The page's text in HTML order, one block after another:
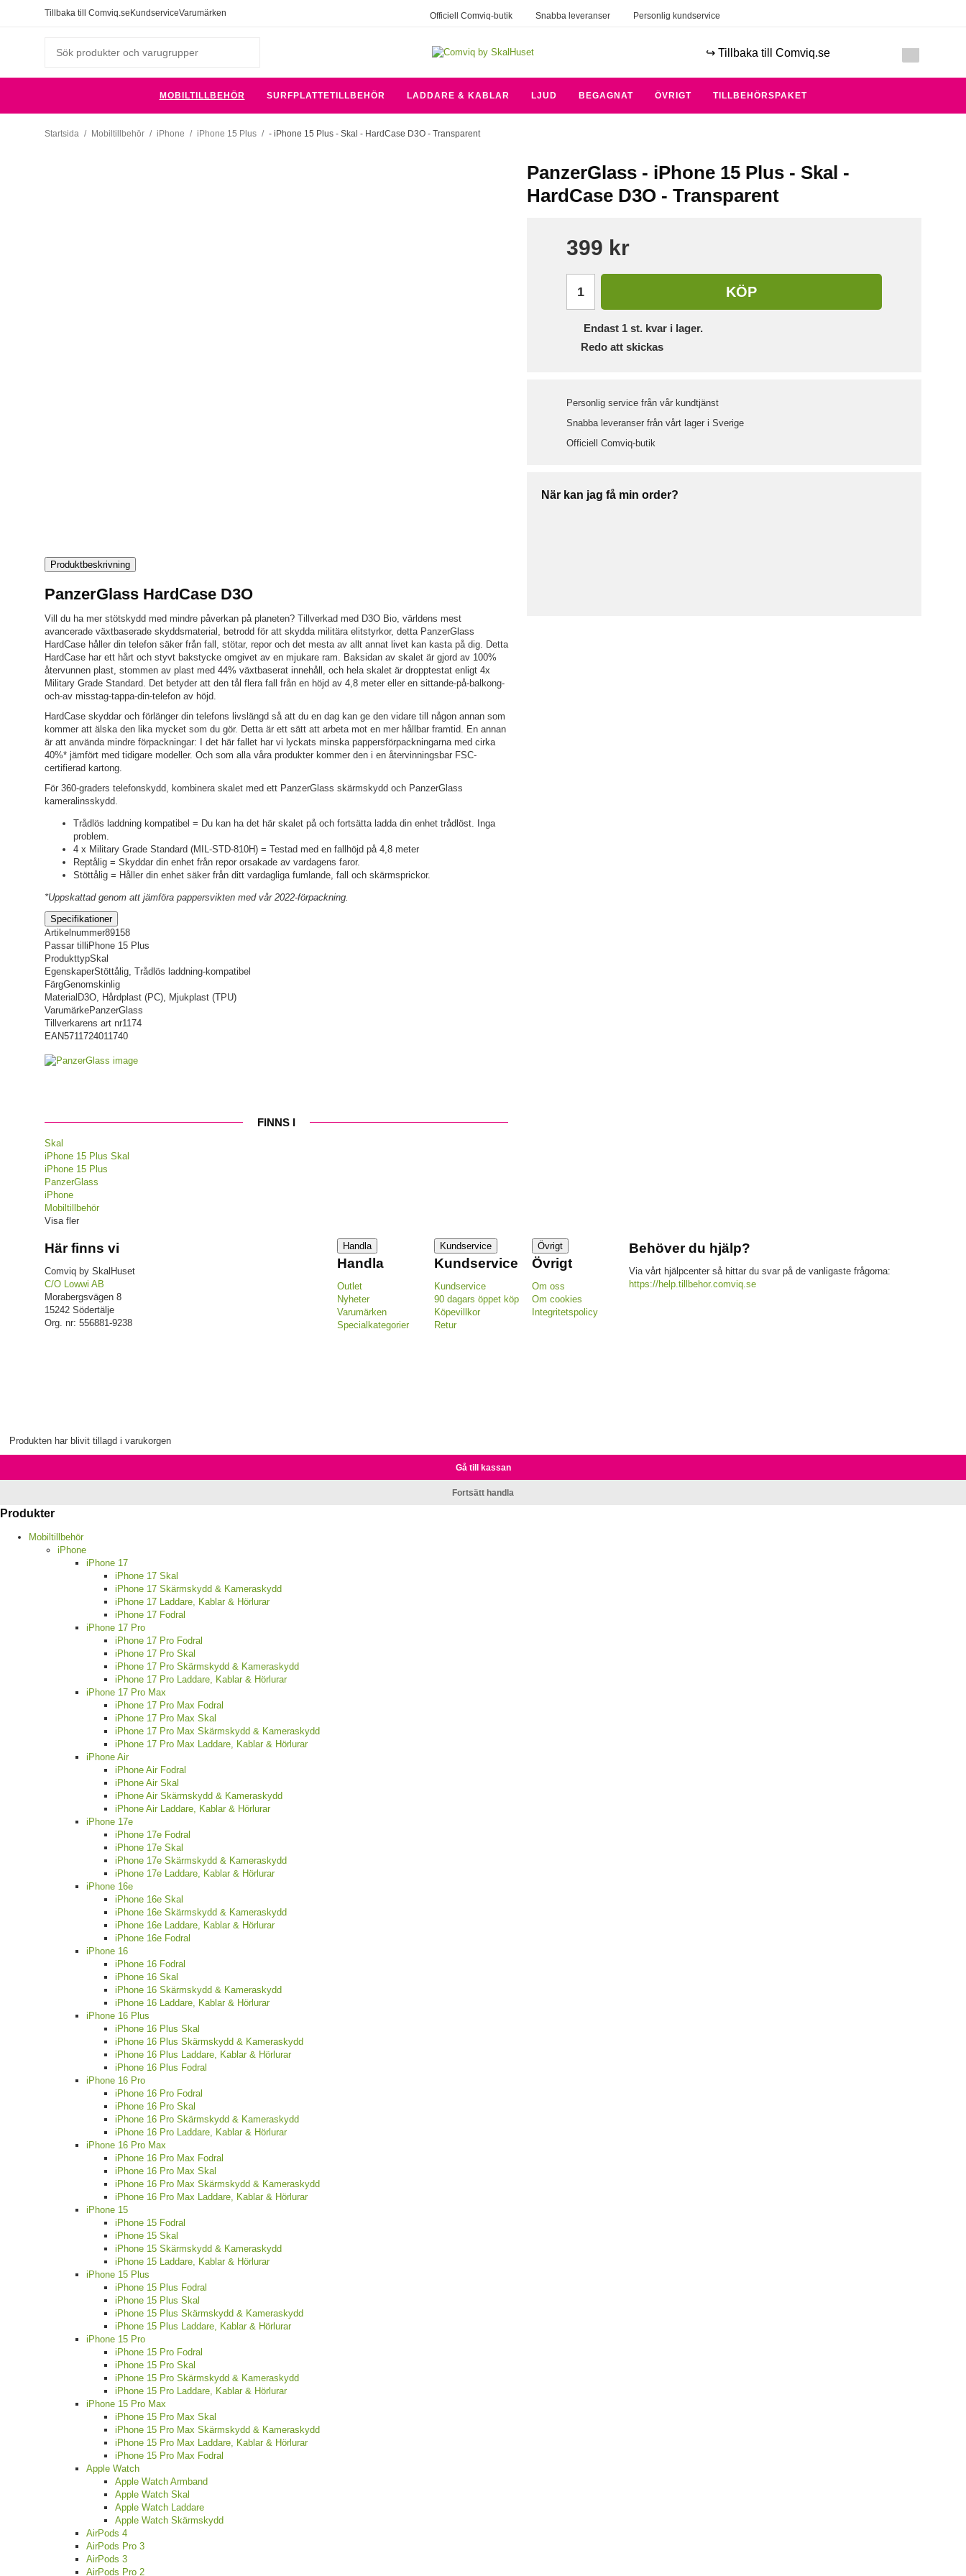
Tillbaka till Comviq.se KundserviceVarumärken Officiell Comviq-butik Snabba leveranser Personlig kundservice
↪️ Tillbaka till Comviq.se
MOBILTILLBEHÖR SURFPLATTETILLBEHÖR LADDARE & KABLAR LJUD BEGAGNAT ÖVRIGT TILLBEHÖRSPAKET
Startsida / Mobiltillbehör / iPhone / iPhone 15 Plus / - iPhone 15 Plus - Skal - HardCase D3O - Transparent
PanzerGlass - iPhone 15 Plus - Skal -
HardCase D3O - Transparent
399 kr
KÖP
Endast 1st. kvar i lager.
Redo att skickas
Personlig service från vår kundtjänst
Snabba leveranser från vårt lager i Sverige
Officiell Comviq-butik
När kan jag få min order?
Produktbeskrivning
PanzerGlass HardCase D3O
Vill du ha mer stötskydd med mindre påverkan på planeten? Tillverkad med D3O Bio, världens mest
avancerade växtbaserade skyddsmaterial, betrodd för att skydda militära elitstyrkor, detta PanzerGlass
HardCase håller din telefon säker från fall, stötar, repor och det mesta av allt annat livet kan kasta på dig. Detta
HardCase har ett hårt och styvt bakstycke omgivet av en mjukare ram. Baksidan av skalet är gjord av 100%
återvunnen plast, stommen av plast med 44% växtbaserat innehåll, och hela skalet är dropptestat enligt 4x
Military Grade Standard. Det betyder att den tål flera fall från en höjd av 4,8 meter eller en sittande-på-balkong-
och-av misstag-tappa-din-telefon av höjd.
HardCase skyddar och förlänger din telefons livslängd så att du en dag kan ge den vidare till någon annan som
kommer att älska den lika mycket som du gör. Detta är ett sätt att arbeta mot en mer hållbar framtid. En annan
är att använda mindre förpackningar: I det här fallet har vi lyckats minska pappersförpackningarna med cirka
40%* jämfört med tidigare modeller. Och som alla våra produkter kommer den i en återvinningsbar FSC-
certifierad kartong.
För 360-graders telefonskydd, kombinera skalet med ett PanzerGlass skärmskydd och PanzerGlass
kameralinsskydd.
Trådlös laddning kompatibel = Du kan ha det här skalet på och fortsätta ladda din enhet trådlöst. Inga
problem.
4 x Military Grade Standard (MIL-STD-810H) = Testad med en fallhöjd på 4,8 meter
Reptålig = Skyddar din enhet från repor orsakade av vardagens faror.
Stöttålig = Håller din enhet säker från ditt vardagliga fumlande, fall och skärmsprickor.
*Uppskattad genom att jämföra pappersvikten med vår 2022-förpackning.
Specifikationer
Artikelnummer89158
Passar till iPhone 15 Plus
ProdukttypSkal
EgenskaperStöttålig, Trådlös laddning-kompatibel
FärgGenomskinlig
Material D3O, Hårdplast (PC), Mjukplast (TPU)
VarumärkePanzerGlass
Tillverkarens art nr1174
EAN5711724011740
FINNS I
Skal
iPhone 15 Plus Skal
iPhone 15 Plus
PanzerGlass
iPhone
Mobiltillbehör
Visa fler
Här finns vi
Comviq by SkalHuset
C/O Lowwi AB
Morabergsvägen 8
15242 Södertälje
Org. nr: 556881-9238
Handla
Handla
Outlet
Nyheter
Varumärken
Specialkategorier
Kundservice
Kundservice
Kundservice
90 dagars öppet köp
Köpevillkor
Retur
Övrigt
Övrigt
Om oss
Om cookies
Integritetspolicy
Behöver du hjälp?
Via vårt hjälpcenter så hittar du svar på de vanligaste frågorna:
https://help.tillbehor.comviq.se
Produkten har blivit tillagd i varukorgen
Gå till kassan
Fortsätt handla
Produkter
Mobiltillbehör
iPhone
iPhone 17
iPhone 17 Skal
iPhone 17 Skärmskydd & Kameraskydd
iPhone 17 Laddare, Kablar & Hörlurar
iPhone 17 Fodral
iPhone 17 Pro
iPhone 17 Pro Fodral
iPhone 17 Pro Skal
iPhone 17 Pro Skärmskydd & Kameraskydd
iPhone 17 Pro Laddare, Kablar & Hörlurar
iPhone 17 Pro Max
iPhone 17 Pro Max Fodral
iPhone 17 Pro Max Skal
iPhone 17 Pro Max Skärmskydd & Kameraskydd
iPhone 17 Pro Max Laddare, Kablar & Hörlurar
iPhone Air
iPhone Air Fodral
iPhone Air Skal
iPhone Air Skärmskydd & Kameraskydd
iPhone Air Laddare, Kablar & Hörlurar
iPhone 17e
iPhone 17e Fodral
iPhone 17e Skal
iPhone 17e Skärmskydd & Kameraskydd
iPhone 17e Laddare, Kablar & Hörlurar
iPhone 16e
iPhone 16e Skal
iPhone 16e Skärmskydd & Kameraskydd
iPhone 16e Laddare, Kablar & Hörlurar
iPhone 16e Fodral
iPhone 16
iPhone 16 Fodral
iPhone 16 Skal
iPhone 16 Skärmskydd & Kameraskydd
iPhone 16 Laddare, Kablar & Hörlurar
iPhone 16 Plus
iPhone 16 Plus Skal
iPhone 16 Plus Skärmskydd & Kameraskydd
iPhone 16 Plus Laddare, Kablar & Hörlurar
iPhone 16 Plus Fodral
iPhone 16 Pro
iPhone 16 Pro Fodral
iPhone 16 Pro Skal
iPhone 16 Pro Skärmskydd & Kameraskydd
iPhone 16 Pro Laddare, Kablar & Hörlurar
iPhone 16 Pro Max
iPhone 16 Pro Max Fodral
iPhone 16 Pro Max Skal
iPhone 16 Pro Max Skärmskydd & Kameraskydd
iPhone 16 Pro Max Laddare, Kablar & Hörlurar
iPhone 15
iPhone 15 Fodral
iPhone 15 Skal
iPhone 15 Skärmskydd & Kameraskydd
iPhone 15 Laddare, Kablar & Hörlurar
iPhone 15 Plus
iPhone 15 Plus Fodral
iPhone 15 Plus Skal
iPhone 15 Plus Skärmskydd & Kameraskydd
iPhone 15 Plus Laddare, Kablar & Hörlurar
iPhone 15 Pro
iPhone 15 Pro Fodral
iPhone 15 Pro Skal
iPhone 15 Pro Skärmskydd & Kameraskydd
iPhone 15 Pro Laddare, Kablar & Hörlurar
iPhone 15 Pro Max
iPhone 15 Pro Max Skal
iPhone 15 Pro Max Skärmskydd & Kameraskydd
iPhone 15 Pro Max Laddare, Kablar & Hörlurar
iPhone 15 Pro Max Fodral
Apple Watch
Apple Watch Armband
Apple Watch Skal
Apple Watch Laddare
Apple Watch Skärmskydd
AirPods 4
AirPods Pro 3
AirPods 3
AirPods Pro 2